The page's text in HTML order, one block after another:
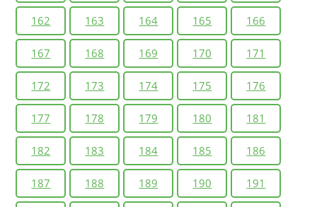
162 163 164 165 166
167 168 169 170 171
172 173 174 175 176
177 178 179 180 181
182 183 184 185 186
187 188 189 190 191